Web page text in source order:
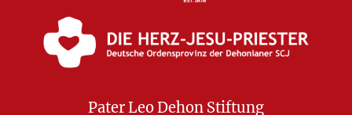
Pater Leo Dehon Stiftung